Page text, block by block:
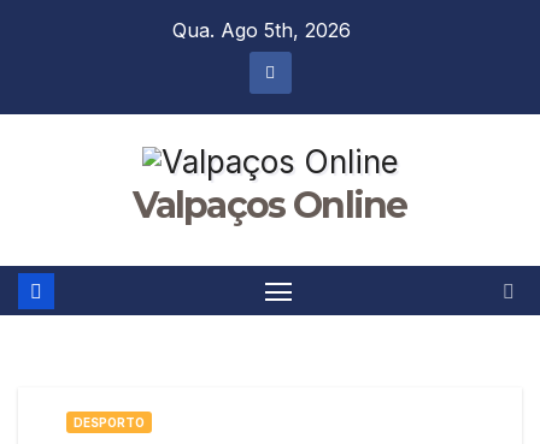
Qua. Ago 5th, 2026
Valpaços Online
DESPORTO